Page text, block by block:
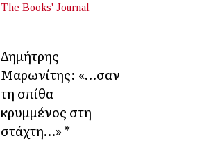
The Books' Journal
Δημήτρης
Μαρωνίτης: «…σαν
τη σπίθα
κρυμμένος στη
στάχτη…» *